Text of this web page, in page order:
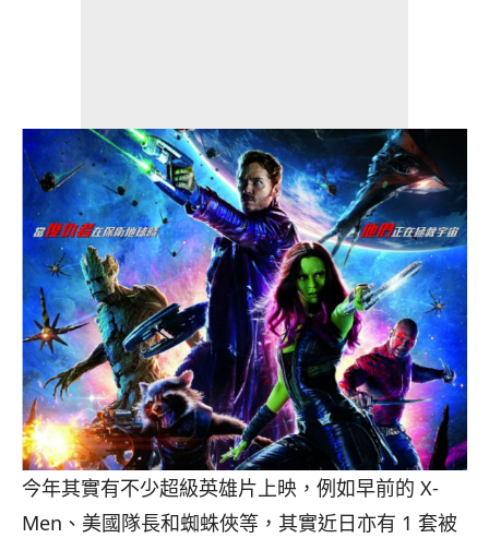
今年其實有不少超級英雄片上映，例如早前的 X-
Men、美國隊長和蜘蛛俠等，其實近日亦有 1 套被